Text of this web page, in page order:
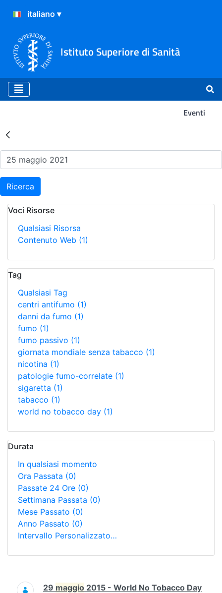
Istituto Superiore di Sanità
Eventi
Risultati della Ricerca -
Ricerca
Voci Risorse
Qualsiasi Risorsa
Contenuto Web (1)
Tag
Qualsiasi Tag
centri antifumo (1)
danni da fumo (1)
fumo (1)
fumo passivo (1)
giornata mondiale senza tabacco (1)
nicotina (1)
patologie fumo-correlate (1)
sigaretta (1)
tabacco (1)
world no tobacco day (1)
Durata
In qualsiasi momento
Ora Passata (0)
Passate 24 Ore (0)
Settimana Passata (0)
Mese Passato (0)
Anno Passato (0)
Intervallo Personalizzato…
Ricerca
29 maggio 2015 - World No Tobacco Day